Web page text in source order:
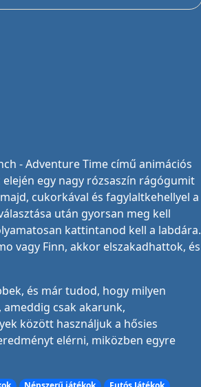
- Adventure Time című animációs
egy nagy rózsaszín rágógumit
cukorkával és fagylaltkehellyel a
után gyorsan meg kell
kattintanod kell a labdára.
vagy Finn, akkor elszakadhattok, és
és már tudod, hogy milyen
csak akarunk,
között használjuk a hősies
elérni, miközben egyre